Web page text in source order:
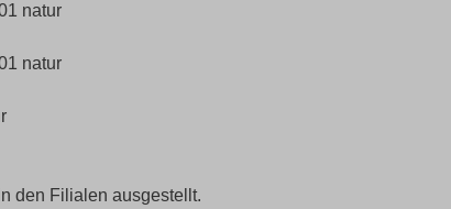
natur
natur
den Filialen ausgestellt.